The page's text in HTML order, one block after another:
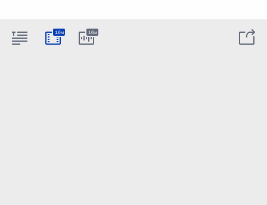
16м 16м